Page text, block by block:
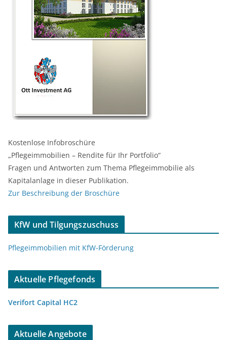
Kostenlose Infobroschüre
„Pflegeimmobilien – Rendite für Ihr Portfolio“
Fragen und Antworten zum Thema Pflegeimmobilie als
Kapitalanlage in dieser Publikation.
Zur Beschreibung der Broschüre
KfW und Tilgungszuschuss
Pflegeimmobilien mit KfW-Förderung
Aktuelle Pflegefonds
Verifort Capital HC2
Aktuelle Angebote